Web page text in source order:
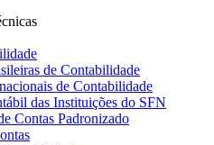
de Contabilidade
de Contabilidade
das Instituições do SFN
Contas Padronizado